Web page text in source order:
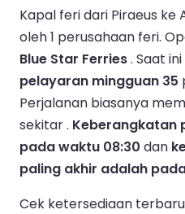
Kapal feri dari Piraeus ke
oleh 1 perusahaan feri.
Blue Star Ferries. Saat
pelayaran mingguan 35
Perjalanan biasanya
sekitar . Keberangkatan
pada waktu 08:30 dan
paling akhir adalah
Cek ketersediaan